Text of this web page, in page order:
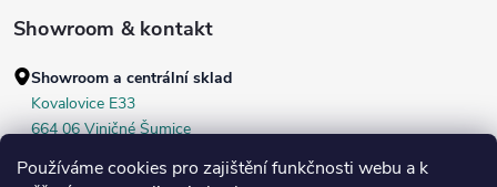
Používáme cookies pro zajištění funkčnosti webu a k
Showroom & kontakt
Showroom a centrální sklad
Kovalovice E33
664 06 Viničné Šumice